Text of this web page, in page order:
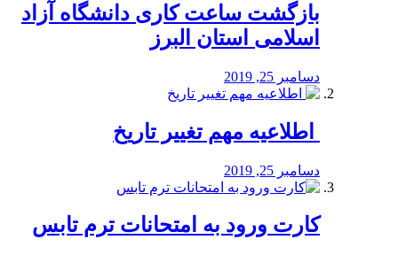
بازگشت ساعت کاری دانشگاه آزاد
اسلامی استان البرز
دسامبر 25, 2019
️ اطلاعیه مهم تغییر تاریخ
دسامبر 25, 2019
کارت ورود به امتحانات ترم تابس